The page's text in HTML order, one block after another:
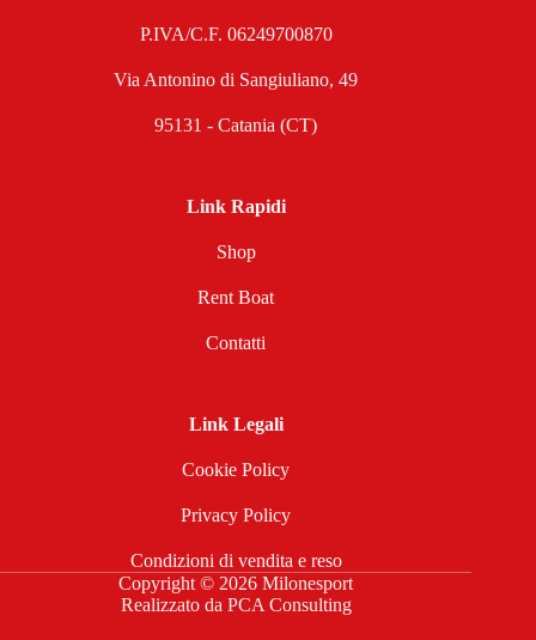
P.IVA/C.F. 06249700870
Via Antonino di Sangiuliano, 49
95131 - Catania (CT)
Link Rapidi
Shop
Rent Boat
Contatti
Link Legali
Cookie Policy
Privacy Policy
Condizioni di vendita e reso
Copyright © 2026 Milonesport
Realizzato da PCA Consulting